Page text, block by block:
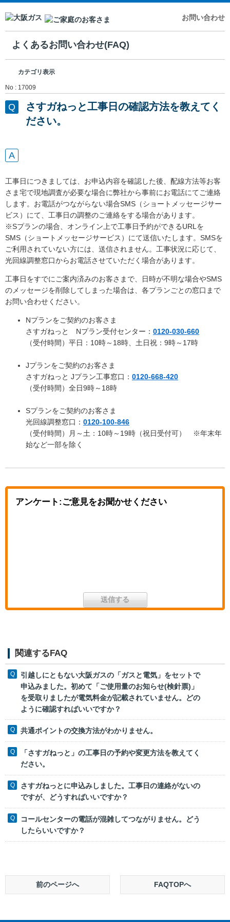
お問い合わせ
よくあるお問い合わせ(FAQ)
カテゴリ表示
No : 17009
さすガねっと工事日の確認方法を教えてく
ださい。
工事日につきましては、お申込内容を確認した後、配線方法等お客
さま宅で現地調査が必要な場合に弊社から事前にお電話にてご連絡
します。お電話がつながらない場合SMS（ショートメッセージサー
ビス）にて、工事日の調整のご連絡をする場合があります。
※Sプランの場合、オンライン上で工事日予約ができるURLを
SMS（ショートメッセージサービス）にて送信いたします。SMSを
ご利用されていない方には、送信されません。工事状況に応じて、
光回線調整窓口からお電話させていただく場合があります。
工事日をすでにご案内済みのお客さまで、日時が不明な場合やSMS
のメッセージを削除してしまった場合は、各プランごとの窓口まで
お問い合わせください。
Nプランをご契約のお客さま
さすガねっと Nプラン受付センター： 0120-030-660
（受付時間）平日：10時～18時、土日祝：9時～17時
Jプランをご契約のお客さま
さすガねっと Jプラン工事窓口： 0120-668-420
（受付時間）全日9時～18時
Sプランをご契約のお客さま
光回線調整窓口： 0120-100-846
（受付時間）月～土：10時～19時（祝日受付可） ※年末年
始など一部を除く
アンケート:ご意見をお聞かせください
関連するFAQ
引越しにともない大阪ガスの「ガスと電気」をセットで
申込みました。初めて「ご使用量のお知らせ(検針票)」
を受取りましたが電気料金が記載されていません。どの
ように確認すればいいですか？
共通ポイントの交換方法がわかりません。
「さすガねっと」の工事日の予約や変更方法を教えてく
ださい。
さすガねっとに申込みしました。工事日の連絡がないの
ですが、どうすればいいですか？
コールセンターの電話が混雑してつながりません。どう
したらいいですか？
前のページへ FAQTOPへ